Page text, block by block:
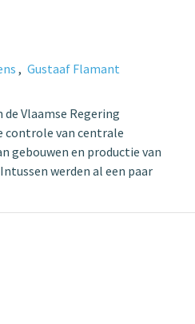
Gustaaf Flamant
de Vlaamse Regering
controle van centrale
gebouwen en productie van
werden al een paar